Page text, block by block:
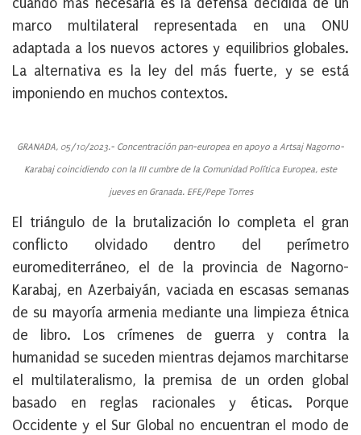
cuando más necesaria es la defensa decidida de un
marco multilateral representada en una ONU
adaptada a los nuevos actores y equilibrios globales.
La alternativa es la ley del más fuerte, y se está
imponiendo en muchos contextos.
GRANADA, 05/10/2023.- Concentración pan-europea en apoyo a Artsaj Nagorno-
Karabaj coincidiendo con la III cumbre de la Comunidad Política Europea, este
jueves en Granada. EFE/Pepe Torres
El triángulo de la brutalización lo completa el gran
conflicto olvidado dentro del perímetro
euromediterráneo, el de la provincia de Nagorno-
Karabaj, en Azerbaiyán, vaciada en escasas semanas
de su mayoría armenia mediante una limpieza étnica
de libro. Los crímenes de guerra y contra la
humanidad se suceden mientras dejamos marchitarse
el multilateralismo, la premisa de un orden global
basado en reglas racionales y éticas. Porque
Occidente y el Sur Global no encuentran el modo de